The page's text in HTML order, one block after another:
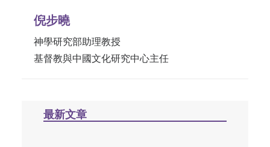
倪步曉
神學研究部助理教授
基督教與中國文化研究中心主任
最新文章